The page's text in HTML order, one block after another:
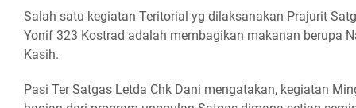
Salah satu kegiatan Teritorial yg dilaksanakan Prajurit
Yonif 323 Kostrad adalah membagikan makanan berupa
Kasih.
Pasi Ter Satgas Letda Chk Dani mengatakan, kegiatan